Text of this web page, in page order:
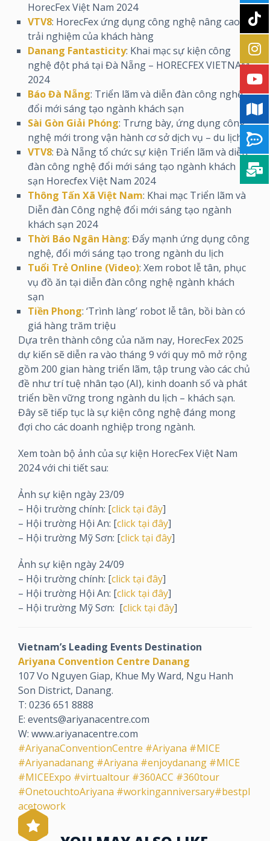
HorecFex Việt Nam 2024
VTV8: HorecFex ứng dụng công nghệ nâng cao
trải nghiệm của khách hàng
Danang Fantasticity: Khai mạc sự kiện công
nghệ đột phá tại Đà Nẵng – HORECFEX VIETNAM
2024
Báo Đà Nẵng: Triển lãm và diễn đàn công nghệ
đổi mới sáng tạo ngành khách sạn
Sài Gòn Giải Phóng: Trưng bày, ứng dụng công
nghệ mới trong vận hành cơ sở dịch vụ – du lịch
VTV8: Đà Nẵng tổ chức sự kiện Triển lãm và diễn
đàn công nghệ đổi mới sáng tạo ngành khách
sạn Horecfex Việt Nam 2024
Thông Tấn Xã Việt Nam: Khai mạc Triển lãm và
Diễn đàn Công nghệ đổi mới sáng tạo ngành
khách sạn 2024
Thời Báo Ngân Hàng: Đẩy mạnh ứng dụng công
nghệ, đổi mới sáng tạo trong ngành du lịch
Tuổi Trẻ Online (Video): Xem robot lễ tân, phục
vụ đồ ăn tại diễn đàn công nghệ ngành khách
sạn
Tiền Phong: ‘Trình làng’ robot lễ tân, bồi bàn có
giá hàng trăm triệu
Dựa trên thành công của năm nay, HorecFex 2025
dự kiến sẽ diễn ra vào tháng 9 với quy mô mở rộng
gồm 200 gian hàng triển lãm, tập trung vào các chủ
đề như trí tuệ nhân tạo (AI), kinh doanh số và phát
triển bền vững trong ngành du lịch – khách sạn.
Đây sẽ tiếp tục là sự kiện công nghệ đáng mong
đợi cho các doanh nghiệp trong ngành.
Xem toàn bộ ảnh của sự kiện HorecFex Việt Nam
2024 với chi tiết sau:
Ảnh sự kiện ngày 23/09
– Hội trường chính: [click tại đây]
– Hội trường Hội An: [click tại đây]
– Hội trường Mỹ Sơn: [click tại đây]
Ảnh sự kiện ngày 24/09
– Hội trường chính: [click tại đây]
– Hội trường Hội An: [click tại đây]
– Hội trường Mỹ Sơn: [click tại đây]
Vietnam’s Leading Events Destination
Ariyana Convention Centre Danang
107 Vo Nguyen Giap, Khue My Ward, Ngu Hanh
Son District, Danang.
T: 0236 651 8888
E: events@ariyanacentre.com
W: www.ariyanacentre.com
#AriyanaConventionCentre #Ariyana #MICE
#Ariyanadanang #Ariyana #enjoydanang #MICE
#MICEExpo #virtualtour #360ACC #360tour
#OnetouchtoAriyana #workinganniversary#bestpl
acetowork